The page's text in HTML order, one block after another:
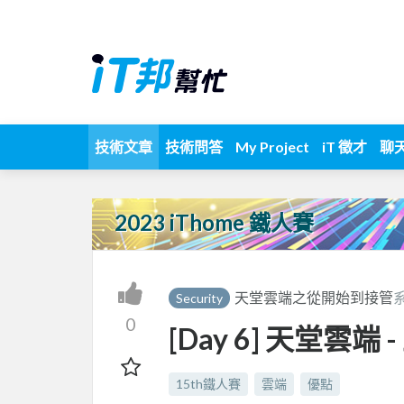
技術文章 技術問答 My Project iT 徵才 聊
2023 iThome 鐵人賽
0
Security 天堂雲端之從開始到接管
[Day 6] 天堂雲端
15th鐵人賽 雲端 優點